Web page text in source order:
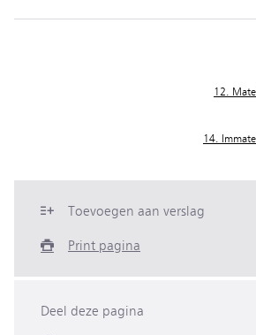
14.
12.
Toevoegen aan verslag
Print pagina
Deel deze pagina